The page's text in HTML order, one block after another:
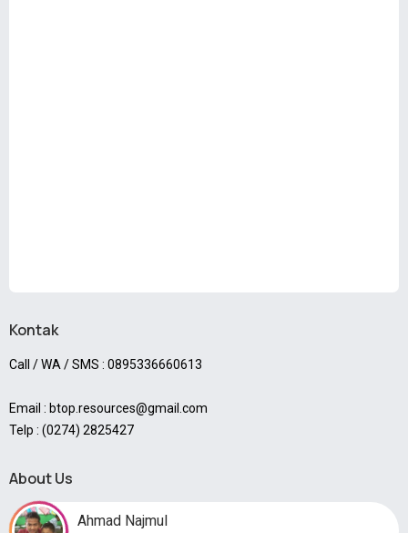
Kontak
Call / WA / SMS : 0895336660613
Email : btop.resources@gmail.com
Telp : (0274) 2825427
About Us
Ahmad Najmul